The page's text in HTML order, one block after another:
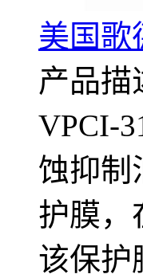
美国歌
产品描
VPCI-
蚀抑制
护膜，
该保护